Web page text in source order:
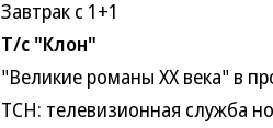
Завтрак с 1+1
Т/с "Клон"
"Великие романы ХХ века" в
ТСН: телевизионная служба